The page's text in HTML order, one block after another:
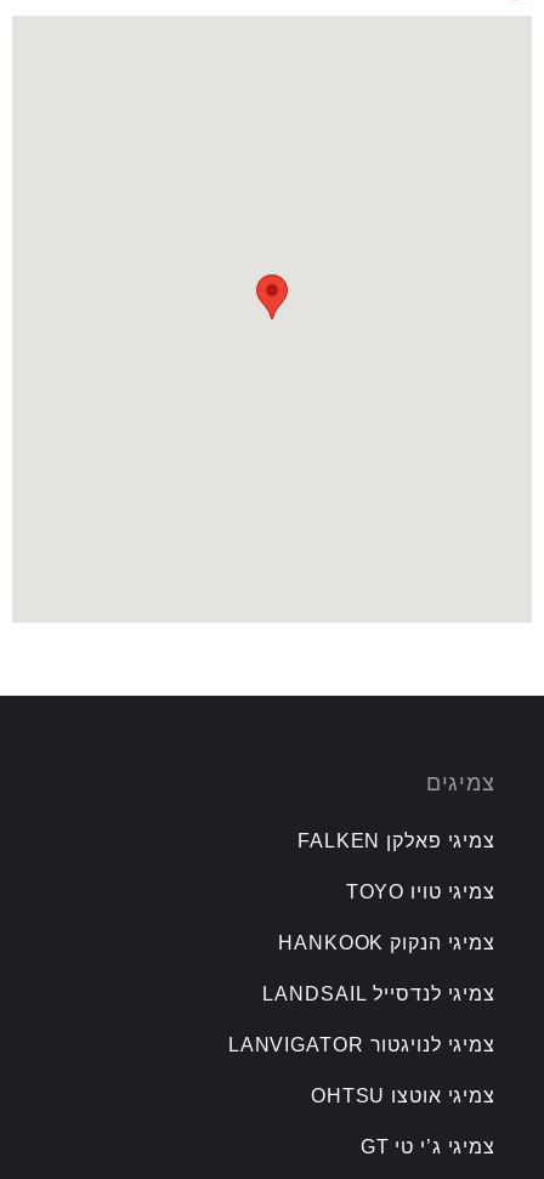
צמיגים
צמיגי פאלקן FALKEN
צמיגי טויו TOYO
צמיגי הנקוק HANKOOK
צמיגי לנדסייל LANDSAIL
צמיגי לנויגטור LANVIGATOR
צמיגי אוטצו OHTSU
צמיגי ג’י טי GT